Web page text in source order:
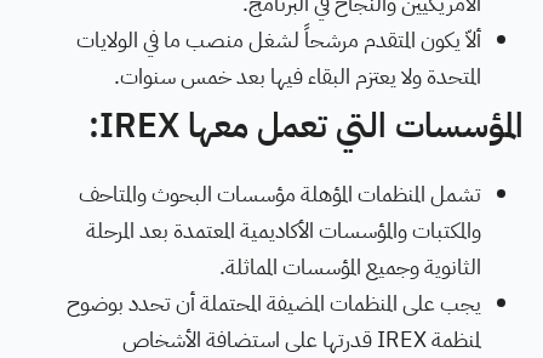
ألاّ يكون المتقدم مرشحاً لشغل منصب ما في الولايات
المتحدة ولا يعتزم البقاء فيها بعد خمس سنوات.
المؤسسات التي تعمل معهاIREX
:
تشمل المنظمات المؤهلة مؤسسات البحوث والمتاحف
والمكتبات والمؤسسات الأكاديمية المعتمدة بعد المرحلة
الثانوية وجميع المؤسسات المماثلة.
يجب على المنظمات المضيفة المحتملة أن تحدد بوضوح
لمنظمةIREXقدرتها على استضافة الأشخاص